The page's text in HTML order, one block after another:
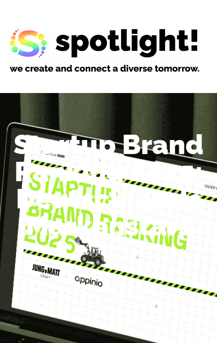
Startup Brand
Ranking 2025:
Deutschlands
Markenstars
September 15, 2025